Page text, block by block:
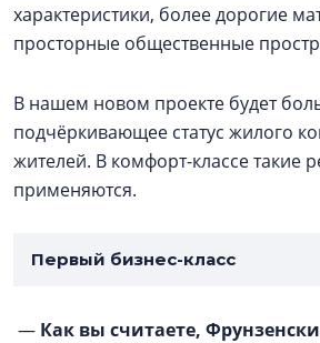
характеристики, более дорогие
просторные общественные
В нашем новом проекте будет
подчёркивающее статус жилого
жителей. В комфорт-классе такие
применяются.
Первый бизнес-класс
— Как вы считаете,